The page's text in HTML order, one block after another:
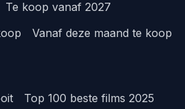
Te koop vanaf 2027
Vanaf deze maand te koop
Top 100 beste films 2025